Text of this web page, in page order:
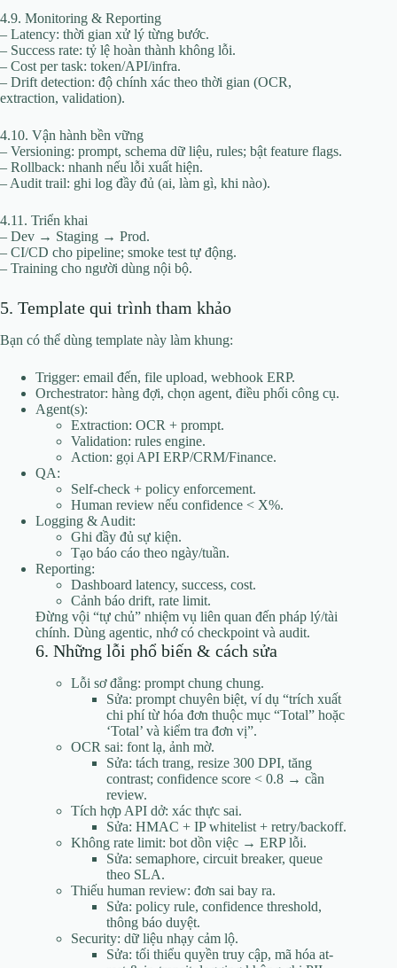
4.9. Monitoring & Reporting
– Latency: thời gian xử lý từng bước.
– Success rate: tỷ lệ hoàn thành không lỗi.
– Cost per task: token/API/infra.
– Drift detection: độ chính xác theo thời gian (OCR,
extraction, validation).
4.10. Vận hành bền vững
– Versioning: prompt, schema dữ liệu, rules; bật feature flags.
– Rollback: nhanh nếu lỗi xuất hiện.
– Audit trail: ghi log đầy đủ (ai, làm gì, khi nào).
4.11. Triển khai
– Dev → Staging → Prod.
– CI/CD cho pipeline; smoke test tự động.
– Training cho người dùng nội bộ.
5. Template qui trình tham khảo
Bạn có thể dùng template này làm khung:
Trigger: email đến, file upload, webhook ERP.
Orchestrator: hàng đợi, chọn agent, điều phối công cụ.
Agent(s):
Extraction: OCR + prompt.
Validation: rules engine.
Action: gọi API ERP/CRM/Finance.
QA:
Self-check + policy enforcement.
Human review nếu confidence < X%.
Logging & Audit:
Ghi đầy đủ sự kiện.
Tạo báo cáo theo ngày/tuần.
Reporting:
Dashboard latency, success, cost.
Cảnh báo drift, rate limit.
Đừng vội “tự chủ” nhiệm vụ liên quan đến pháp lý/tài
chính. Dùng agentic, nhớ có checkpoint và audit.
6. Những lỗi phổ biến & cách sửa
Lỗi sơ đẳng: prompt chung chung.
Sửa: prompt chuyên biệt, ví dụ “trích xuất
chi phí từ hóa đơn thuộc mục “Total” hoặc
‘Total’ và kiểm tra đơn vị”.
OCR sai: font lạ, ảnh mờ.
Sửa: tách trang, resize 300 DPI, tăng
contrast; confidence score < 0.8 → cần
review.
Tích hợp API dở: xác thực sai.
Sửa: HMAC + IP whitelist + retry/backoff.
Không rate limit: bot dồn việc → ERP lỗi.
Sửa: semaphore, circuit breaker, queue
theo SLA.
Thiếu human review: đơn sai bay ra.
Sửa: policy rule, confidence threshold,
thông báo duyệt.
Security: dữ liệu nhạy cảm lộ.
Sửa: tối thiểu quyền truy cập, mã hóa at-